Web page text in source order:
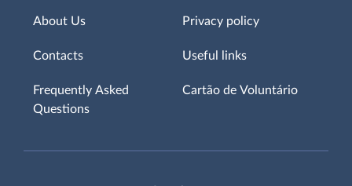
About Us
Contacts
Frequently Asked
Questions
Privacy policy
Useful links
Cartão de Voluntário